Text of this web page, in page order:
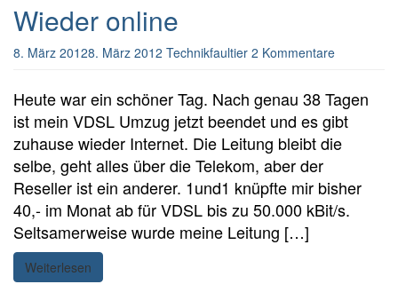
Wieder online
8. März 20128. März 2012 Technikfaultier 2 Kommentare
Heute war ein schöner Tag. Nach genau 38 Tagen
ist mein VDSL Umzug jetzt beendet und es gibt
zuhause wieder Internet. Die Leitung bleibt die
selbe, geht alles über die Telekom, aber der
Reseller ist ein anderer. 1und1 knüpfte mir bisher
40,- im Monat ab für VDSL bis zu 50.000 kBit/s.
Seltsamerweise wurde meine Leitung […]
Weiterlesen